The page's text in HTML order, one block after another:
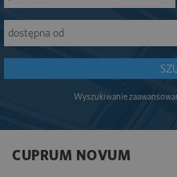
Wyszukiwanie
CUPRUM NOVUM